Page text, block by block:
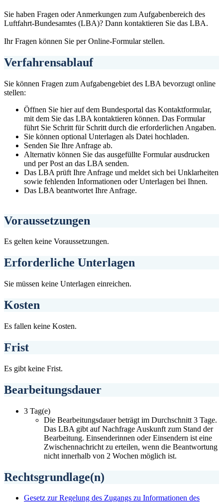
Sie haben Fragen oder Anmerkungen zum Aufgabenbereich des
Luftfahrt-Bundesamtes (LBA)? Dann kontaktieren Sie das LBA.
Ihr Fragen können Sie per Online-Formular stellen.
Verfahrensablauf
Sie können Fragen zum Aufgabengebiet des LBA bevorzugt online
stellen:
Öffnen Sie hier auf dem Bundesportal das Kontaktformular,
mit dem Sie das LBA kontaktieren können. Das Formular
führt Sie Schritt für Schritt durch die erforderlichen Angaben.
Sie können optional Unterlagen als Datei hochladen.
Senden Sie Ihre Anfrage ab.
Alternativ können Sie das ausgefüllte Formular ausdrucken
und per Post an das LBA senden.
Das LBA prüft Ihre Anfrage und meldet sich bei Unklarheiten
sowie fehlenden Informationen oder Unterlagen bei Ihnen.
Das LBA beantwortet Ihre Anfrage.
Voraussetzungen
Es gelten keine Voraussetzungen.
Erforderliche Unterlagen
Sie müssen keine Unterlagen einreichen.
Kosten
Es fallen keine Kosten.
Frist
Es gibt keine Frist.
Bearbeitungsdauer
3 Tag(e)
Die Bearbeitungsdauer beträgt im Durchschnitt 3 Tage.
Das LBA gibt auf Nachfrage Auskunft zum Stand der
Bearbeitung. Einsenderinnen oder Einsendern ist eine
Zwischennachricht zu erteilen, wenn die Beantwortung
nicht innerhalb von 2 Wochen möglich ist.
Rechtsgrundlage(n)
Gesetz zur Regelung des Zugangs zu Informationen des